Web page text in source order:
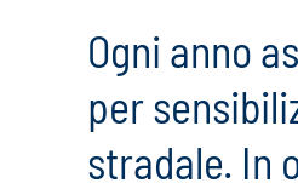
Ogni anno
per
stradale. In